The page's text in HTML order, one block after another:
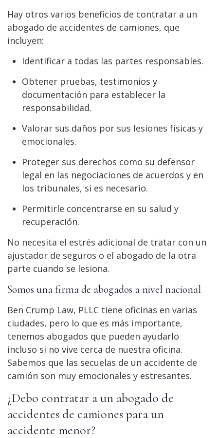
Hay otros varios beneficios de contratar a un
abogado de accidentes de camiones, que
incluyen:
Identificar a todas las partes responsables.
Obtener pruebas, testimonios y
documentación para establecer la
responsabilidad.
Valorar sus daños por sus lesiones físicas y
emocionales.
Proteger sus derechos como su defensor
legal en las negociaciones de acuerdos y en
los tribunales, si es necesario.
Permitirle concentrarse en su salud y
recuperación.
No necesita el estrés adicional de tratar con un
ajustador de seguros o el abogado de la otra
parte cuando se lesiona.
Somos una firma de abogados a nivel nacional
Ben Crump Law, PLLC tiene oficinas en varias
ciudades, pero lo que es más importante,
tenemos abogados que pueden ayudarlo
incluso si no vive cerca de nuestra oficina.
Sabemos que las secuelas de un accidente de
camión son muy emocionales y estresantes.
¿Debo contratar a un abogado de
accidentes de camiones para un
accidente menor?